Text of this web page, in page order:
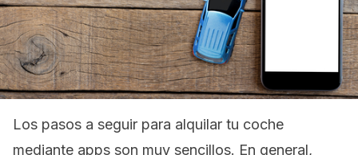
Los pasos a seguir para alquilar tu coche
mediante apps son muy sencillos. En general,